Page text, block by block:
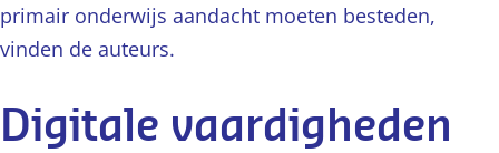
primair onderwijs aandacht moeten besteden,
vinden de auteurs.
Digitale vaardigheden